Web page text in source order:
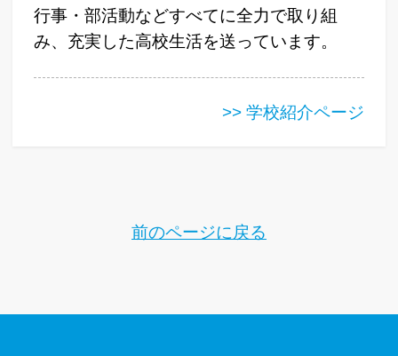
行事・部活動などすべてに全力で取り組
み、充実した高校生活を送っています。
>> 学校紹介ページ
前のページに戻る